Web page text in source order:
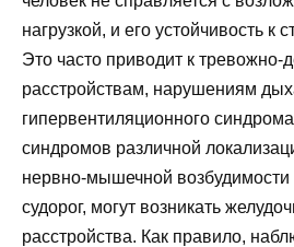
нагрузкой, и его устойчивость к
Это часто приводит к тревожно-
расстройствам, нарушениям
гипервентиляционного
синдромов различной
нервно-мышечной
судорог, могут возникать
расстройства. Как правило,